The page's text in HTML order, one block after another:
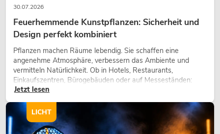
30.07.2026
Feuerhemmende Kunstpflanzen: Sicherheit und
Design perfekt kombiniert
Pflanzen machen Räume lebendig. Sie schaffen eine
angenehme Atmosphäre, verbessern das Ambiente und
vermitteln Natürlichkeit. Ob in Hotels, Restaurants,
Einkaufszentren, Bürogebäuden oder auf Messeständen:
eine hochwertige Begrünung gehört heute längst zum
Jetzt lesen
LICHT